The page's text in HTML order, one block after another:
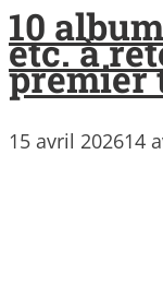
10
etc. à
premier
15 avril 202614